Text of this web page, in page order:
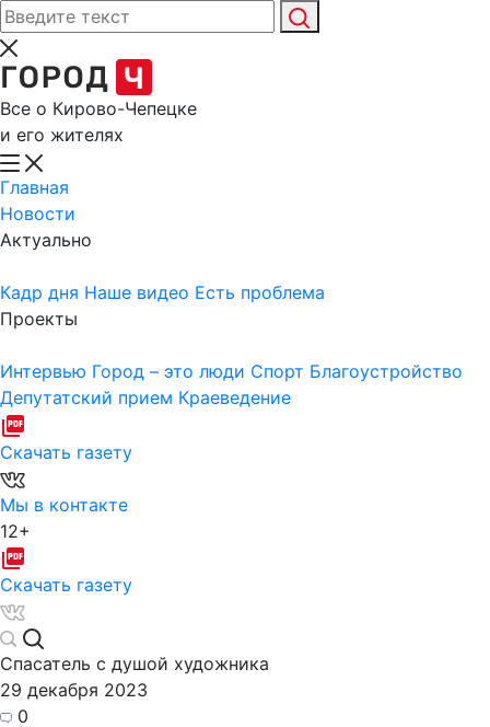
Все о Кирово-Чепецке
и его жителях
Главная
Новости
Актуально
Кадр дня Наше видео Есть проблема
Проекты
Интервью Город – это люди Спорт Благоустройство
Депутатский прием Краеведение
Скачать газету
Мы в контакте
12+
Скачать газету
Спасатель с душой художника
29 декабря 2023
0